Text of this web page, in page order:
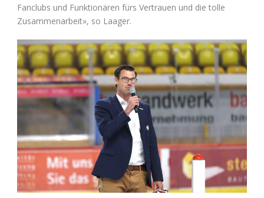
Fanclubs und Funktionären fürs Vertrauen und die tolle
Zusammenarbeit», so Laager.